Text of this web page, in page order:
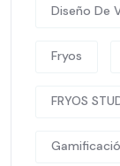
Diseño De
Fryos
FRYOS